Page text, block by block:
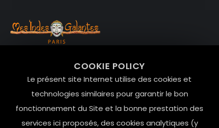
COOKIE POLICY
Le présent site Internet utilise des cookies et
technologies similaires pour garantir le bon
fonctionnement du Site et la bonne prestation des
services ici proposés, des cookies analytiques (y
Le Marais, 75004 Paris
contact@mesindesgalantes.com
01.42.72.42.51